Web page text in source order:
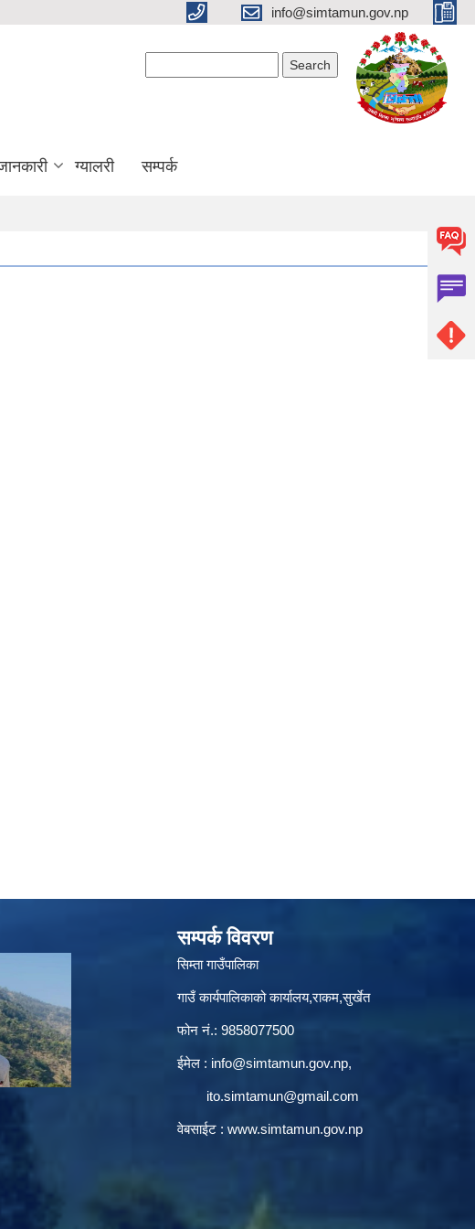
info@simtamun.gov.np
ग्यालरी सम्पर्क
सम्पर्क विवरण
सिम्ता गाउँपालिका
गाउँ कार्यपालिकाको कार्यालय,राकम,सुर्खेत
फोन नं.: 9858077500
ईमेल‌ : info@simtamun.gov.np,
ito.simtamun@gmail.com
वेबसाईट : www.simtamun.gov.np